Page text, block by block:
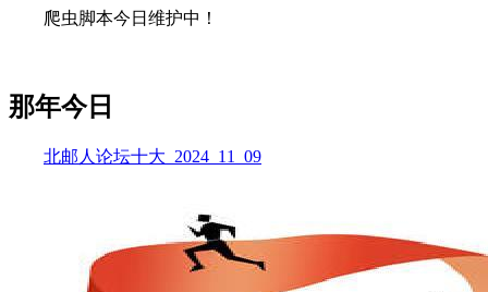
爬虫脚本今日维护中！
那年今日
北邮人论坛十大_2024_11_09